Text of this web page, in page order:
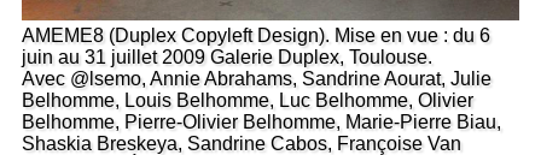
AMEME8 (Duplex Copyleft Design). Mise en vue : du 6
juin au 31 juillet 2009 Galerie Duplex, Toulouse.
Avec @lsemo, Annie Abrahams, Sandrine Aourat, Julie
Belhomme, Louis Belhomme, Luc Belhomme, Olivier
Belhomme, Pierre-Olivier Belhomme, Marie-Pierre Biau,
Shaskia Breskeya, Sandrine Cabos, Françoise Van